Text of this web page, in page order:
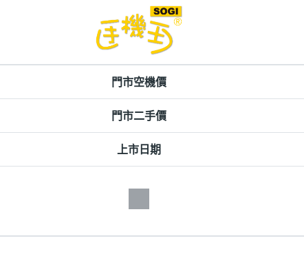
門市空機價
門市二手價
上市日期